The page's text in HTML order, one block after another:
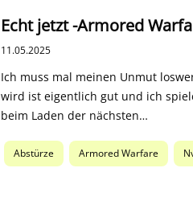
Echt jetzt -Armored
11.05.2025
Ich muss mal meinen Unmut
wird ist eigentlich gut und ich
beim Laden der nächsten…
Abstürze Armored Warfare